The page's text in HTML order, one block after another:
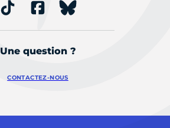
Une question ?
CONTACTEZ-NOUS